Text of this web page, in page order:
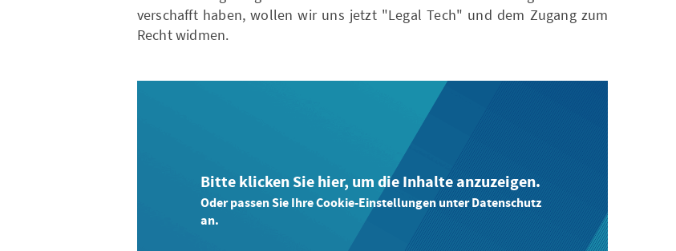
verschafft haben, wollen wir uns jetzt "Legal Tech" und dem Zugang zum
Recht widmen.
Bitte klicken Sie hier, um die Inhalte anzuzeigen.
Oder passen Sie Ihre Cookie-Einstellungen unter Datenschutz
an.